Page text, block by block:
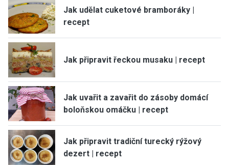
Jak udělat cuketové bramboráky |
recept
Jak připravit řeckou musaku | recept
Jak uvařit a zavařit do zásoby domácí
boloňskou omáčku | recept
Jak připravit tradiční turecký rýžový
dezert | recept